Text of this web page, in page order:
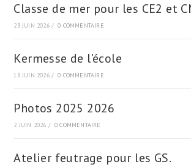
Classe de mer pour les CE2 et
23 JUIN 2026 / 0 COMMENTAIRE
Kermesse de l’école
18 JUIN 2026 / 0 COMMENTAIRE
Photos 2025 2026
2 JUIN 2026 / 0 COMMENTAIRE
Atelier feutrage pour les GS.